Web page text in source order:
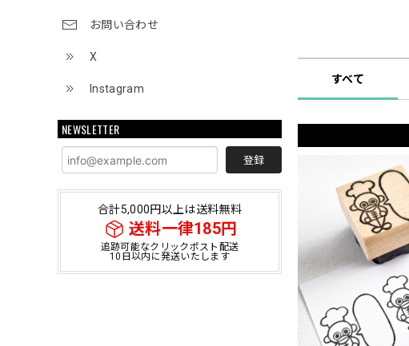
お問い合わせ
X
Instagram
NEWSLETTER
登録
合計5,000円以上は送料無料
送料一律185円
追跡可能なクリックポスト配送
10日以内に発送いたします
すべて